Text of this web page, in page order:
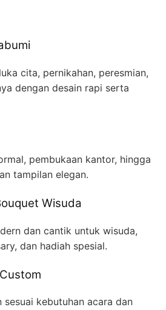
cita, pernikahan, peresmian,
dengan desain rapi serta
pembukaan kantor, hingga
tampilan elegan.
Wisuda
dan cantik untuk wisuda,
dan hadiah spesial.
sesuai kebutuhan acara dan